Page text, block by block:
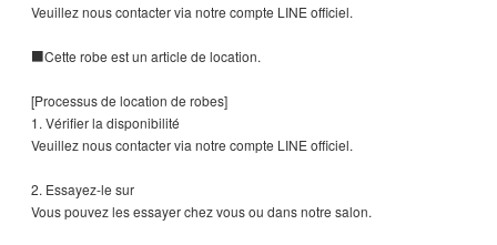
Veuillez nous contacter via notre compte LINE officiel.
■Cette robe est un article de location.
[Processus de location de robes]
1. Vérifier la disponibilité
Veuillez nous contacter via notre compte LINE officiel.
2. Essayez-le sur
Vous pouvez les essayer chez vous ou dans notre salon.